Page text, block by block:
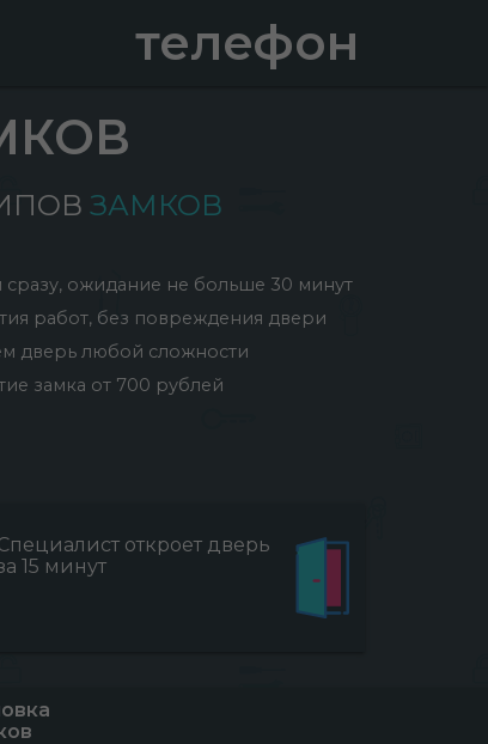
телефон
ЗАМКОВ
ожидание не больше 30 минут
работ, без повреждения двери
дверь любой сложности
замка от 700 рублей
откроет дверь
15 минут